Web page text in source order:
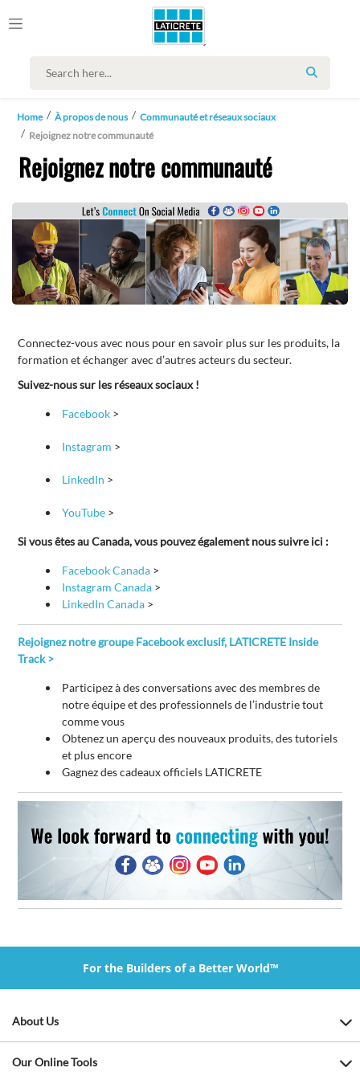
SEARCH
Home À propos de nous
Communauté et réseaux sociaux
Rejoignez notre communauté
Rejoignez notre communauté
Connectez-vous avec nous pour en savoir plus sur les produits, la
formation et échanger avec d’autres acteurs du secteur.
Suivez-nous sur les réseaux sociaux !
Facebook >
Instagram >
LinkedIn >
YouTube >
Si vous êtes au Canada, vous pouvez également nous suivre ici :
Facebook Canada >
Instagram Canada >
LinkedIn Canada >
Rejoignez notre groupe Facebook exclusif, LATICRETE Inside
Track >
Participez à des conversations avec des membres de
notre équipe et des professionnels de l’industrie tout
comme vous
Obtenez un aperçu des nouveaux produits, des tutoriels
et plus encore
Gagnez des cadeaux officiels LATICRETE
For the Builders of a Better World™
About Us
Our Online Tools